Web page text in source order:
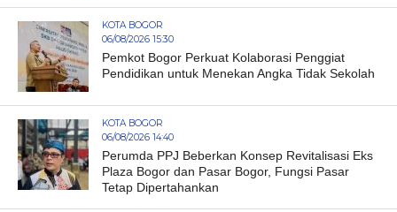
KOTA BOGOR
06/08/2026 15:30
Pemkot Bogor Perkuat Kolaborasi Penggiat
Pendidikan untuk Menekan Angka Tidak Sekolah
KOTA BOGOR
06/08/2026 14:40
Perumda PPJ Beberkan Konsep Revitalisasi Eks
Plaza Bogor dan Pasar Bogor, Fungsi Pasar
Tetap Dipertahankan